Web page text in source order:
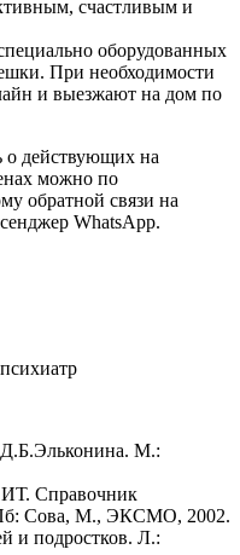
счастливым и
оборудованных
При необходимости
и выезжают на дом по
о действующих на
можно по
обратной связи на
WhatsApp.
Д.Б.Эльконина. М.:
Справочник
Сова, М., ЭКСМО, 2002.
и подростков. Л.: